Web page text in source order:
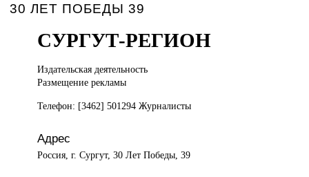
30 ЛЕТ ПОБЕДЫ 39
СУРГУТ-РЕГИОН
Издательская деятельность
Размещение рекламы
Телефон: [3462] 501294 Журналисты
Адрес
Россия, г. Сургут, 30 Лет Победы, 39